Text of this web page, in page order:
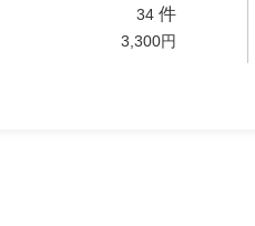
34 件
3,300円